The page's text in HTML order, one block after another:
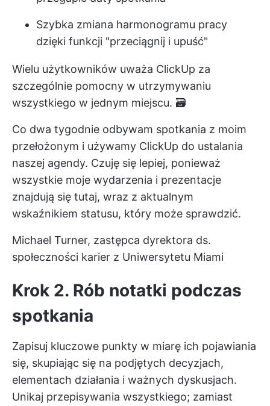
Szybka zmiana harmonogramu pracy
dzięki funkcji "przeciągnij i upuść"
Wielu użytkowników uważa ClickUp za
szczególnie pomocny w utrzymywaniu
wszystkiego w jednym miejscu. 🗃️
Co dwa tygodnie odbywam spotkania z moim
przełożonym i używamy ClickUp do ustalania
naszej agendy. Czuję się lepiej, ponieważ
wszystkie moje wydarzenia i prezentacje
znajdują się tutaj, wraz z aktualnym
wskaźnikiem statusu, który może sprawdzić.
Michael Turner, zastępca dyrektora ds.
społeczności karier z Uniwersytetu Miami
Krok 2. Rób notatki podczas
spotkania
Zapisuj kluczowe punkty w miarę ich pojawiania
się, skupiając się na podjętych decyzjach,
elementach działania i ważnych dyskusjach.
Unikaj przepisywania wszystkiego; zamiast